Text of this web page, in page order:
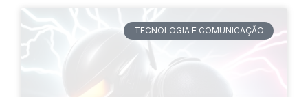
TECNOLOGIA E COMUNICAÇÃO